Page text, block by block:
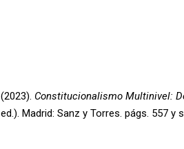
Constitucionalismo Multinivel:
Madrid: Sanz y Torres. págs. 557 y